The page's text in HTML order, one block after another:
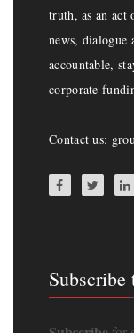
truth, as an act
news, dialogue
accountable,
corporate
Contact us:
Subscribe